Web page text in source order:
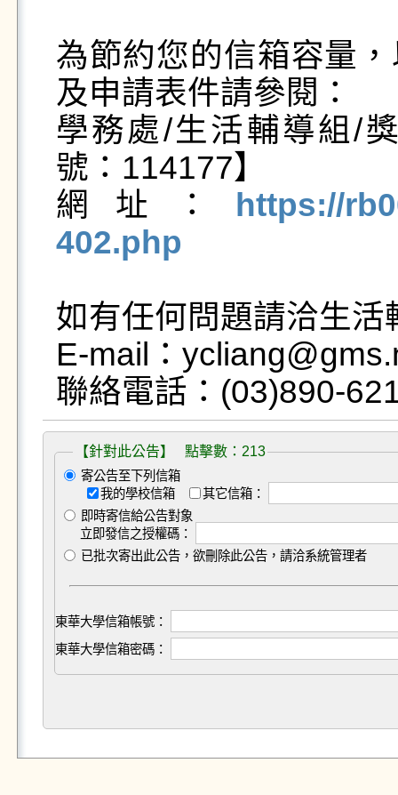
為節約您的信箱容量
及申請表件請參閱：
學務處/生活輔導組/
號：114177】
網址：
https://
402.php
如有任何問題請洽生
E-mail：
【針對此公告】 點擊數：213
寄公告至下列信箱
我的學校信箱
其它信箱：
即時寄信給公告對象
立即發信之授權碼：
已批次寄出此公告，欲刪除此公告，請洽系統管理者
東華大學信箱帳號：
東華大學信箱密碼：